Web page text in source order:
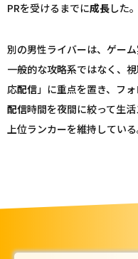
PRを受けるまでに成長した。
別の男性ライバーは、ゲーム
一般的な攻略系ではなく、
応配信」に重点を置き、フォ
配信時間を夜間に絞って生
上位ランカーを維持している